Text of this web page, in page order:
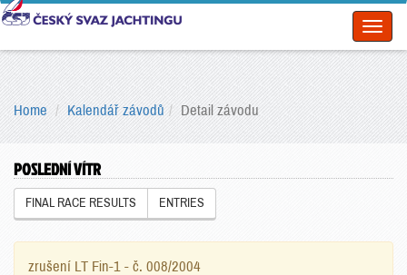
Home Kalendář závodů Detail závodu
POSLEDNÍ VÍTR
FINAL RACE RESULTS ENTRIES
zrušení LT Fin-1 - č. 008/2004